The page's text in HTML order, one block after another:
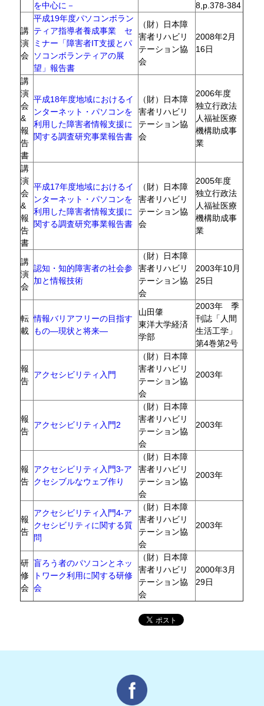
を中心に－
8,p.378-384
講
演
会
平成19年度パソコンボラン
ティア指導者養成事業 セ
ミナー「障害者IT支援とパ
ソコンボランティアの展
望」報告書
（財）日本障
害者リハビリ
テーション協
会
2008年2月
16日
講
演
会
&
報
告
書
平成18年度地域におけるイ
ンターネット・パソコンを
利用した障害者情報支援に
関する調査研究事業報告書
（財）日本障
害者リハビリ
テーション協
会
2006年度
独立行政法
人福祉医療
機構助成事
業
講
演
会
&
報
告
書
平成17年度地域におけるイ
ンターネット・パソコンを
利用した障害者情報支援に
関する調査研究事業報告書
（財）日本障
害者リハビリ
テーション協
会
2005年度
独立行政法
人福祉医療
機構助成事
業
講
演
会
認知・知的障害者の社会参
加と情報技術
（財）日本障
害者リハビリ
テーション協
会
2003年10月
25日
転
載
情報バリアフリーの目指す
もの―現状と将来―
山田肇
東洋大学経済
学部
2003年 季
刊誌「人間
生活工学」
第4巻第2号
報
告
アクセシビリティ入門
（財）日本障
害者リハビリ
テーション協
会
2003年
報
告
アクセシビリティ入門2
（財）日本障
害者リハビリ
テーション協
会
2003年
報
告
アクセシビリティ入門3-ア
クセシブルなウェブ作り
（財）日本障
害者リハビリ
テーション協
会
2003年
報
告
アクセシビリティ入門4-ア
クセシビリティに関する質
問
（財）日本障
害者リハビリ
テーション協
会
2003年
研
修
会
盲ろう者のパソコンとネッ
トワーク利用に関する研修
会
（財）日本障
害者リハビリ
テーション協
会
2000年3月
29日